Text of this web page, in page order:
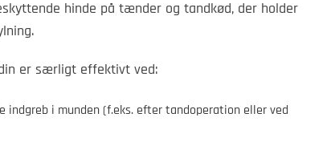
hinde på tænder og tandkød, der holder
er særligt effektivt ved:
i munden (f.eks. efter tandoperation eller ved